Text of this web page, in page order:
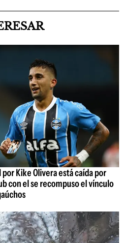
Kike Olivera está caída por
con el se recompuso el vínculo